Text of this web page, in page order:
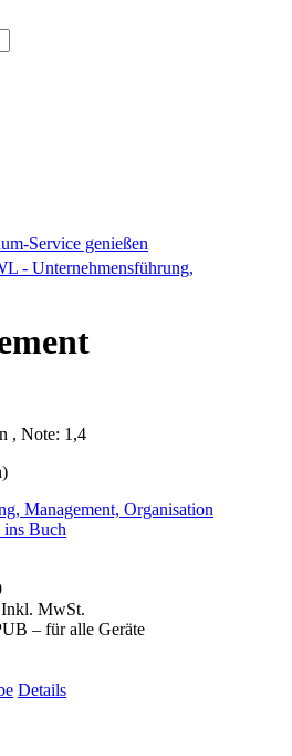
Service genießen
- Unternehmensführung,
, Note: 1,4
Management, Organisation
Buch
Inkl. MwSt.
– für alle Geräte
Details